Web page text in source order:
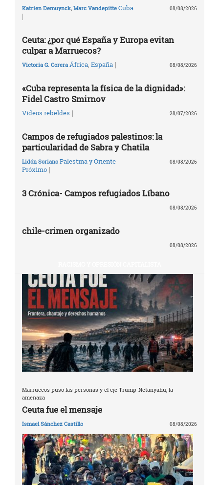
Katrien Demuynck, Marc Vandepitte Cuba
|
08/08/2026
Ceuta: ¿por qué España y Europa evitan
culpar a Marruecos?
Victoria G. Corera África, España | 08/08/2026
«Cuba representa la física de la dignidad»:
Fidel Castro Smirnov
Vídeos rebeldes | 28/07/2026
Campos de refugiados palestinos: la
particularidad de Sabra y Chatila
Lidón Soriano Palestina y Oriente
Próximo |
08/08/2026
3 Crónica- Campos refugiados Líbano
08/08/2026
chile-crimen organizado
08/08/2026
Marruecos puso las personas y el eje Trump-Netanyahu, la
amenaza
Ceuta fue el mensaje
Ismael Sánchez Castillo 08/08/2026